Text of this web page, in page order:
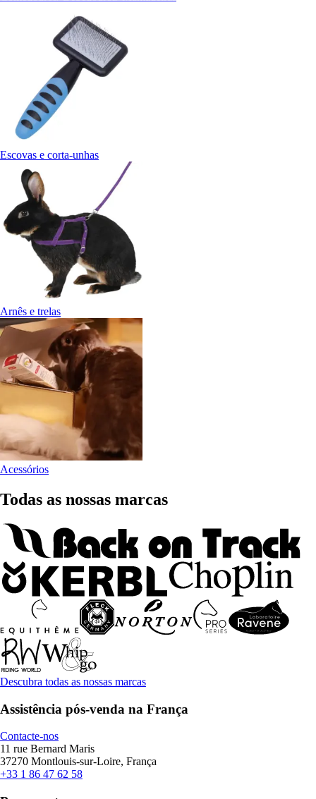
Escovas e corta-unhas
Arnês e trelas
Acessórios
Todas as nossas marcas
Descubra todas as nossas marcas
Assistência pós-venda na França
Contacte-nos
11 rue Bernard Maris
37270 Montlouis-sur-Loire, França
+33 1 86 47 62 58